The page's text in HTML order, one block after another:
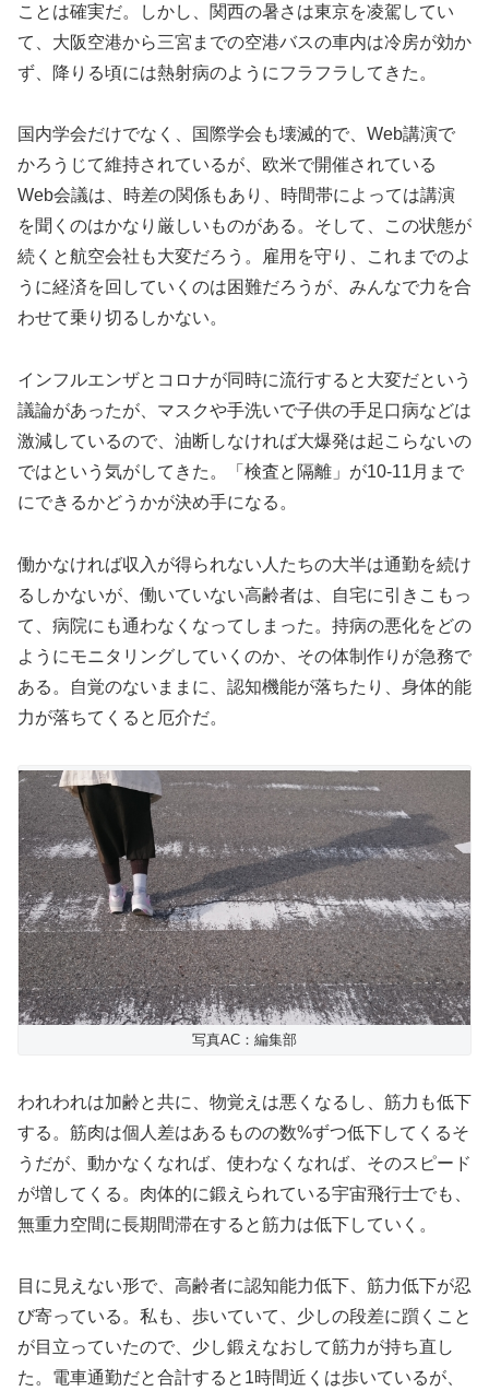
ことは確実だ。しかし、関西の暑さは東京を凌駕してい
て、大阪空港から三宮までの空港バスの車内は冷房が効か
ず、降りる頃には熱射病のようにフラフラしてきた。
国内学会だけでなく、国際学会も壊滅的で、Web講演で
かろうじて維持されているが、欧米で開催されている
Web会議は、時差の関係もあり、時間帯によっては講演
を聞くのはかなり厳しいものがある。そして、この状態が
続くと航空会社も大変だろう。雇用を守り、これまでのよ
うに経済を回していくのは困難だろうが、みんなで力を合
わせて乗り切るしかない。
インフルエンザとコロナが同時に流行すると大変だという
議論があったが、マスクや手洗いで子供の手足口病などは
激減しているので、油断しなければ大爆発は起こらないの
ではという気がしてきた。「検査と隔離」が10-11月まで
にできるかどうかが決め手になる。
働かなければ収入が得られない人たちの大半は通勤を続け
るしかないが、働いていない高齢者は、自宅に引きこもっ
て、病院にも通わなくなってしまった。持病の悪化をどの
ようにモニタリングしていくのか、その体制作りが急務で
ある。自覚のないままに、認知機能が落ちたり、身体的能
力が落ちてくると厄介だ。
写真AC：編集部
われわれは加齢と共に、物覚えは悪くなるし、筋力も低下
する。筋肉は個人差はあるものの数%ずつ低下してくるそ
うだが、動かなくなれば、使わなくなれば、そのスピード
が増してくる。肉体的に鍛えられている宇宙飛行士でも、
無重力空間に長期間滞在すると筋力は低下していく。
目に見えない形で、高齢者に認知能力低下、筋力低下が忍
び寄っている。私も、歩いていて、少しの段差に躓くこと
が目立っていたので、少し鍛えなおして筋力が持ち直し
た。電車通勤だと合計すると1時間近くは歩いているが、